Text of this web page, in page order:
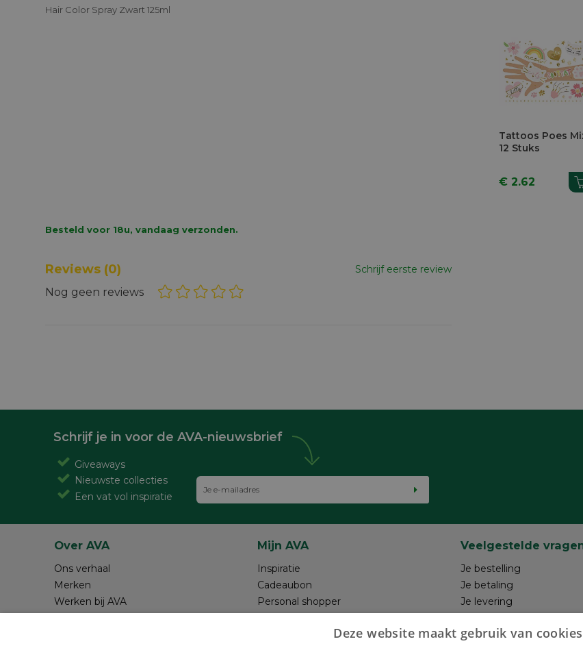
Hair Color Spray Zwart 125ml
Tattoos Poes
12 Stuks
€ 2.62
Besteld voor 18u, vandaag verzonden.
Reviews (0) Schrijf eerste review
Nog geen reviews
Schrijf je in voor de AVA-nieuwsbrief
Giveaways
Nieuwste collecties
Een vat vol inspiratie
Over AVA
Ons verhaal
Merken
Werken bij AVA
Mijn AVA
Inspiratie
Cadeaubon
Personal shopper
Review schrijven
Veelgestelde
Je bestelling
Je betaling
Je levering
Maak je ontwerp
Deze website maakt gebruik van